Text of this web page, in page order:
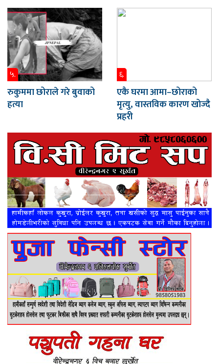
५.
रुकुममा छोराले गरे बुवाको
हत्या
६.
एकै घरमा आमा–छोराको
मृत्यु, वास्तविक कारण खोज्दै
प्रहरी